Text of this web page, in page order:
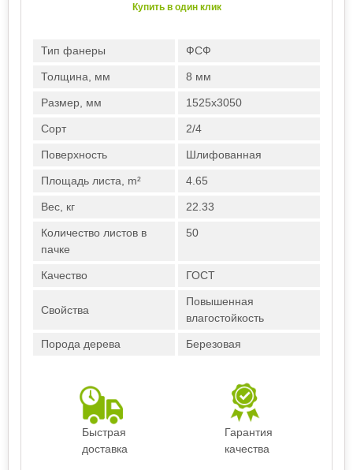
Купить в один клик
Тип фанеры ФСФ
Толщина, мм 8 мм
Размер, мм 1525х3050
Сорт 2/4
Поверхность Шлифованная
Площадь листа, m² 4.65
Вес, кг 22.33
Количество листов в
пачке
50
Качество ГОСТ
Свойства
Повышенная
влагостойкость
Порода дерева Березовая
Быстрая
доставка
Гарантия
качества